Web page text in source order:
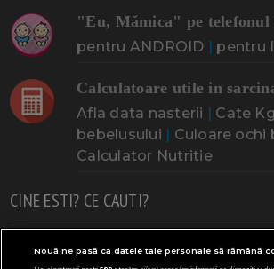
"Eu, Mămica" pe telefonul
pentru ANDROID | pentru
Calculatoare utile in
Afla data nasterii | Cate
bebelusului | Culoare ochi
Calculator Nutritie
CINE ESTI? CE CAUTI?
Doresc un copil Adoptia Probleme cu
Nouă ne pasă ca datele tale personale să rămână